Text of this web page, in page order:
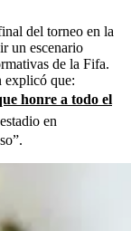
del torneo en la
un escenario
de la Fifa.
explicó que:
honre a todo el
en